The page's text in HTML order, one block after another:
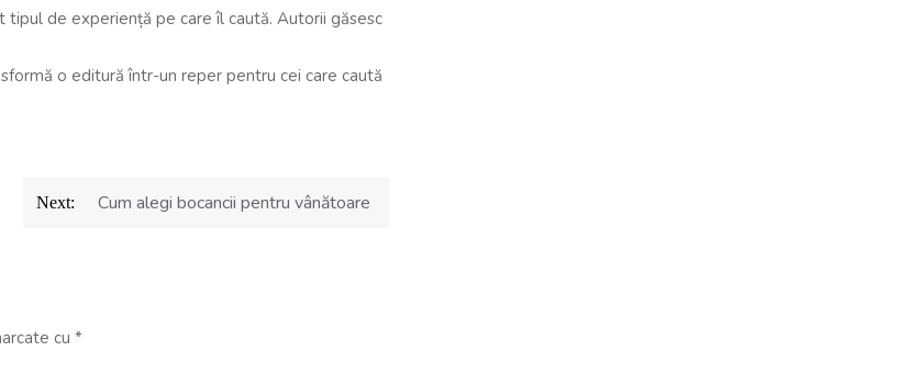
de experiență pe care îl caută. Autorii găsesc
o editură într-un reper pentru cei care caută
Next: Cum alegi bocancii pentru vânătoare
cu *